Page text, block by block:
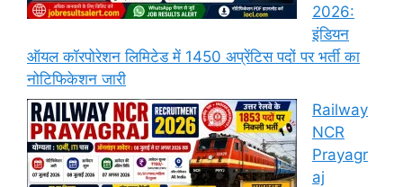
2026:
इंडियन
ऑयल कॉरपोरेशन लिमिटेड में 1450 अप्रेंटिस पदों पर भर्ती का
नोटिफिकेशन जारी
Railway
NCR
Prayagr
aj